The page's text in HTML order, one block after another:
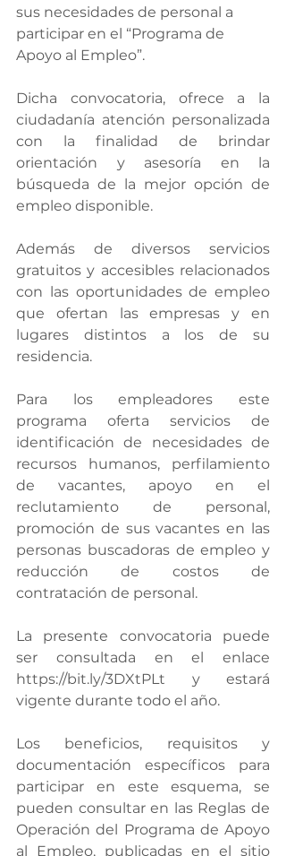
sus necesidades de personal a
participar en el “Programa de
Apoyo al Empleo”.
Dicha convocatoria, ofrece a la
ciudadanía atención personalizada
con la finalidad de brindar
orientación y asesoría en la
búsqueda de la mejor opción de
empleo disponible.
Además de diversos servicios
gratuitos y accesibles relacionados
con las oportunidades de empleo
que ofertan las empresas y en
lugares distintos a los de su
residencia.
Para los empleadores este
programa oferta servicios de
identificación de necesidades de
recursos humanos, perfilamiento
de vacantes, apoyo en el
reclutamiento de personal,
promoción de sus vacantes en las
personas buscadoras de empleo y
reducción de costos de
contratación de personal.
La presente convocatoria puede
ser consultada en el enlace
https://bit.ly/3DXtPLt y estará
vigente durante todo el año.
Los beneficios, requisitos y
documentación específicos para
participar en este esquema, se
pueden consultar en las Reglas de
Operación del Programa de Apoyo
al Empleo, publicadas en el sitio